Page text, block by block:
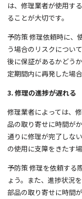
は、修理業者が使用す
ることが大切です。
予防策 修理依頼時に、
う場合のリスクについ
後に保証があるかどう
定期間内に再発した場
3. 修理の進捗が遅れる
修理業者によっては、
品の取り寄せに時間が
通りに修理が完了しな
の使用に支障をきたす
予防策 修理を依頼する
ょう。また、進捗状況
部品の取り寄せに時間